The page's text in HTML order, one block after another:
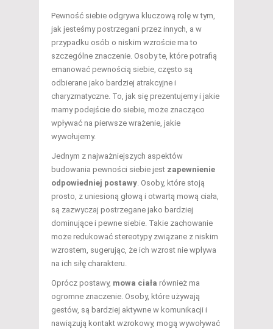
Pewność siebie odgrywa kluczową rolę w tym,
jak jesteśmy postrzegani przez innych, a w
przypadku osób o niskim wzroście ma to
szczególne znaczenie. Osoby te, które potrafią
emanować pewnością siebie, często są
odbierane jako bardziej atrakcyjne i
charyzmatyczne. To, jak się prezentujemy i jakie
mamy podejście do siebie, może znacząco
wpływać na pierwsze wrażenie, jakie
wywołujemy.
Jednym z najważniejszych aspektów
budowania pewności siebie jest zapewnienie
odpowiedniej postawy . Osoby, które stoją
prosto, z uniesioną głową i otwartą mową ciała,
są zazwyczaj postrzegane jako bardziej
dominujące i pewne siebie. Takie zachowanie
może redukować stereotypy związane z niskim
wzrostem, sugerując, że ich wzrost nie wpływa
na ich siłę charakteru.
Oprócz postawy, mowa ciała również ma
ogromne znaczenie. Osoby, które używają
gestów, są bardziej aktywne w komunikacji i
nawiązują kontakt wzrokowy, mogą wywoływać